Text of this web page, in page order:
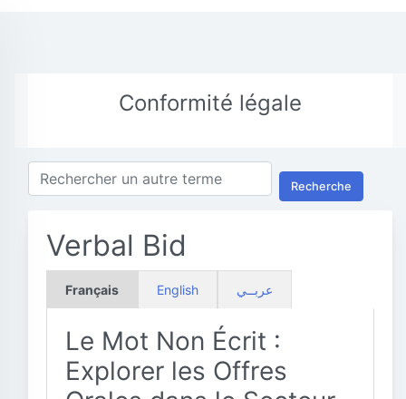
Conformité légale
Recherche
Verbal Bid
Français English عربــي
Le Mot Non Écrit :
Explorer les Offres